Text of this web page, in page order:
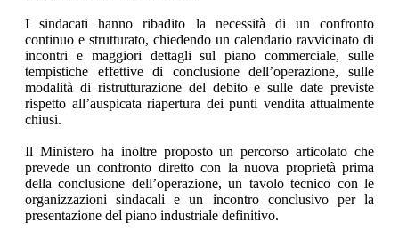
I sindacati hanno ribadito la necessità di un confronto
continuo e strutturato, chiedendo un calendario ravvicinato di
incontri e maggiori dettagli sul piano commerciale, sulle
tempistiche effettive di conclusione dell’operazione, sulle
modalità di ristrutturazione del debito e sulle date previste
rispetto all’auspicata riapertura dei punti vendita attualmente
chiusi.
Il Ministero ha inoltre proposto un percorso articolato che
prevede un confronto diretto con la nuova proprietà prima
della conclusione dell’operazione, un tavolo tecnico con le
organizzazioni sindacali e un incontro conclusivo per la
presentazione del piano industriale definitivo.